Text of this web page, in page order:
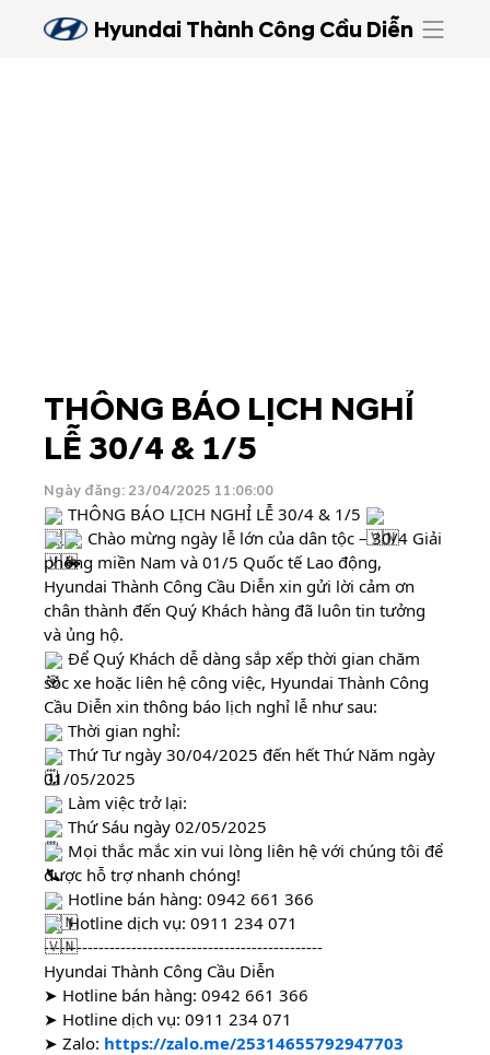
Hyundai Thành Công Cầu Diễn
THÔNG BÁO LỊCH NGHỈ
LỄ 30/4 & 1/5
Ngày đăng: 23/04/2025 11:06:00
THÔNG BÁO LỊCH NGHỈ LỄ 30/4 & 1/5
Chào mừng ngày lễ lớn của dân tộc – 30/4 Giải
phóng miền Nam và 01/5 Quốc tế Lao động,
Hyundai Thành Công Cầu Diễn xin gửi lời cảm ơn
chân thành đến Quý Khách hàng đã luôn tin tưởng
và ủng hộ.
Để Quý Khách dễ dàng sắp xếp thời gian chăm
sóc xe hoặc liên hệ công việc, Hyundai Thành Công
Cầu Diễn xin thông báo lịch nghỉ lễ như sau:
Thời gian nghỉ:
Thứ Tư ngày 30/04/2025 đến hết Thứ Năm ngày
01/05/2025
Làm việc trở lại:
Thứ Sáu ngày 02/05/2025
Mọi thắc mắc xin vui lòng liên hệ với chúng tôi để
được hỗ trợ nhanh chóng!
Hotline bán hàng: 0942 661 366
Hotline dịch vụ: 0911 234 071
---------------------------------------------------
Hyundai Thành Công Cầu Diễn
➤ Hotline bán hàng: 0942 661 366
➤ Hotline dịch vụ: 0911 234 071
➤ Zalo: https://zalo.me/25314655792947703